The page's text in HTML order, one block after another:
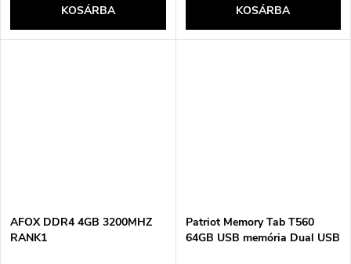
KOSÁRBA KOSÁRBA
AFOX DDR4 4GB 3200MHZ
RANK1
Patriot Memory Tab T560
64GB USB memória Dual USB